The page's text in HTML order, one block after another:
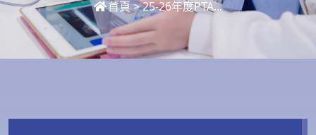
首頁>25-26年度PTA...